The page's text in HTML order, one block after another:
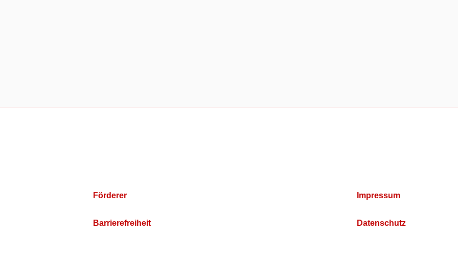
Förderer
Barrierefreiheit
Impressum
Datenschutz